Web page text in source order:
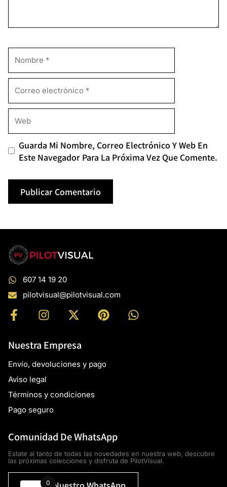
Guarda Mi Nombre, Correo Electrónico Y Web En
Este Navegador Para La Próxima Vez Que Comente.
607 14 19 20
pilotvisual@pilotvisual.com
Nuestra Empresa
Envío, devoluciones y pago
Aviso legal
Términos y condiciones
Pago seguro
Comunidad De WhatsApp
Estate al tanto de todas las novedades en nuestra web, descubre
las próximas colecciones y disfruta de PilotVisual.
0